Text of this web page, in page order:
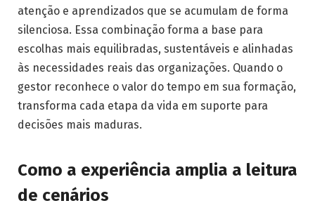
atenção e aprendizados que se acumulam de forma
silenciosa. Essa combinação forma a base para
escolhas mais equilibradas, sustentáveis e alinhadas
às necessidades reais das organizações. Quando o
gestor reconhece o valor do tempo em sua formação,
transforma cada etapa da vida em suporte para
decisões mais maduras.
Como a experiência amplia a leitura
de cenários